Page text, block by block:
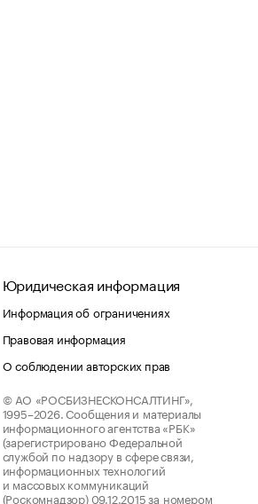
Юридическая информация
Информация об ограничениях
Правовая информация
О соблюдении авторских прав
© АО «РОСБИЗНЕСКОНСАЛТИНГ»,
1995–2026. Сообщения и материалы
информационного агентства «РБК»
(зарегистрировано Федеральной
службой по надзору в сфере связи,
информационных технологий
и массовых коммуникаций
(Роскомнадзор) 09.12.2015 за номером